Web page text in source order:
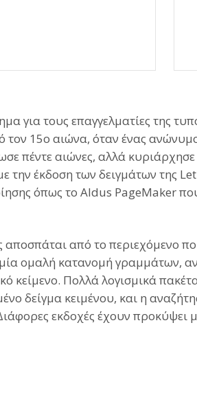
για τους επαγγελματίες της
15ο αιώνα, όταν ένας
πέντε αιώνες, αλλά
την έκδοση των δειγμάτων
όπως το Aldus PageMaker
από το περιεχόμενο
ομαλή κατανομή γραμμάτων,
κείμενο. Πολλά λογισμικά
δείγμα κειμένου, και η
εκδοχές έχουν